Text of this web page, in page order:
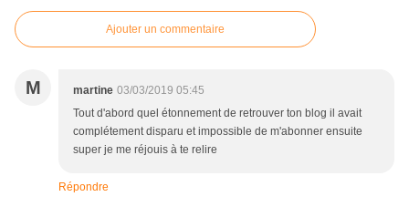
Ajouter un commentaire
M martine 03/03/2019 05:45
Tout d'abord quel étonnement de retrouver ton blog il avait
complétement disparu et impossible de m'abonner ensuite
super je me réjouis à te relire
Répondre